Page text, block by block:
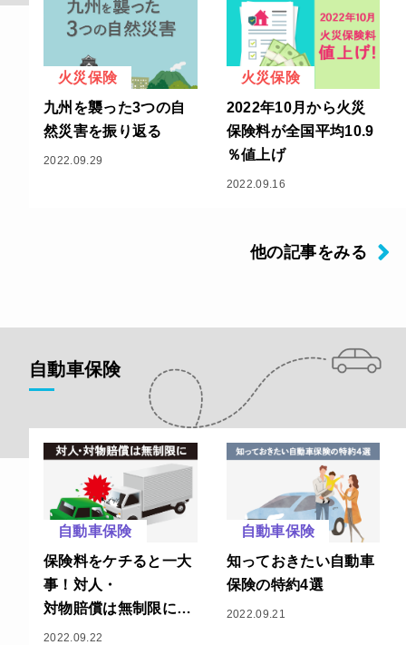
火災保険
九州を襲った3つの自
然災害を振り返る
2022.09.29
火災保険
2022年10月から火災
保険料が全国平均10.9
％値上げ
2022.09.16
他の記事をみる
自動車保険
自動車保険
保険料をケチると一大
事！対人・
対物賠償は無制限に！
！
2022.09.22
自動車保険
知っておきたい自動車
保険の特約4選
2022.09.21